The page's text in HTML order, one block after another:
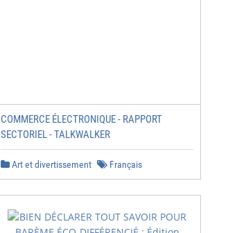
COMMERCE ÉLECTRONIQUE - RAPPORT
SECTORIEL - TALKWALKER
Art et divertissement Français